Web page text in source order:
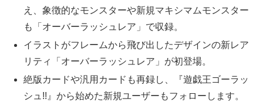
え、象徴的なモンスターや新規マキシマムモンスター
も「オーバーラッシュレア」で収録。
イラストがフレームから飛び出したデザインの新レア
リティ「オーバーラッシュレア」が初登場。
絶版カードや汎用カードも再録し、『遊戯王ゴーラッ
シュ!!』から始めた新規ユーザーもフォローします。